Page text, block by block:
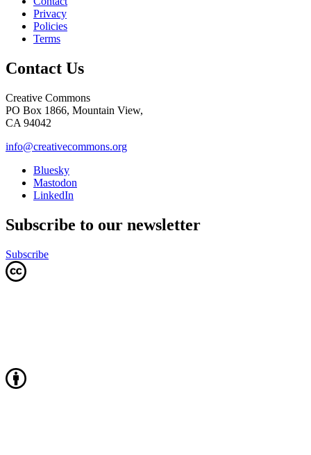
Privacy
Policies
Terms
Contact Us
Creative Commons
PO Box 1866, Mountain View,
CA 94042
info@creativecommons.org
Bluesky
Mastodon
LinkedIn
Subscribe to our newsletter
Subscribe